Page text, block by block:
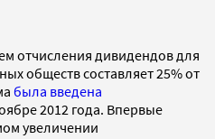
отчисления дивидендов для
обществ составляет 25% от
была введена
2012 года. Впервые
увеличении